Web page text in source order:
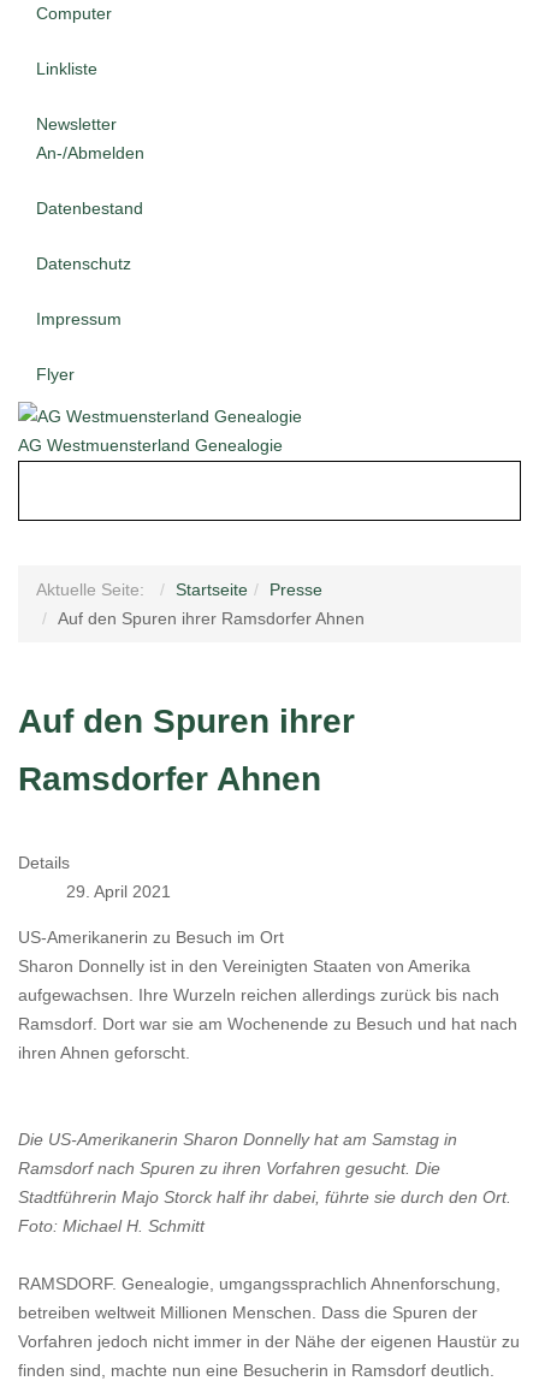
Computer
Linkliste
Newsletter
An-/Abmelden
Datenbestand
Datenschutz
Impressum
Flyer
AG Westmuensterland Genealogie
Aktuelle Seite: Startseite
Presse
Auf den Spuren ihrer Ramsdorfer Ahnen
Auf den Spuren ihrer
Ramsdorfer Ahnen
Details
29. April 2021
US-Amerikanerin zu Besuch im Ort
Sharon Donnelly ist in den Vereinigten Staaten von Amerika
aufgewachsen. Ihre Wurzeln reichen allerdings zurück bis nach
Ramsdorf. Dort war sie am Wochenende zu Besuch und hat nach
ihren Ahnen geforscht.
Die US-Amerikanerin Sharon Donnelly hat am Samstag in
Ramsdorf nach Spuren zu ihren Vorfahren gesucht. Die
Stadtführerin Majo Storck half ihr dabei, führte sie durch den Ort.
Foto: Michael H. Schmitt
RAMSDORF. Genealogie, umgangssprachlich Ahnenforschung,
betreiben weltweit Millionen Menschen. Dass die Spuren der
Vorfahren jedoch nicht immer in der Nähe der eigenen Haustür zu
finden sind, machte nun eine Besucherin in Ramsdorf deutlich.